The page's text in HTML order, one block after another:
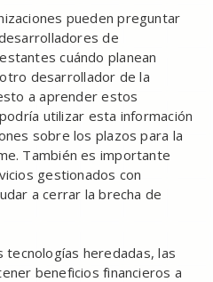
pueden preguntar
de
cuándo planean
desarrollador de la
a aprender estos
utilizar esta información
sobre los plazos para la
También es importante
gestionados con
a cerrar la brecha de
tecnologías heredadas, las
beneficios financieros a